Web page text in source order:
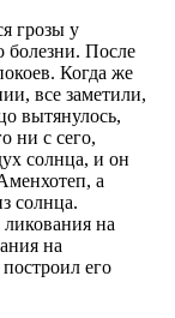
грозы у
болезни. После
Когда же
все заметили,
вытянулось,
ни с сего,
солнца, и он
а
солнца.
на
на
его